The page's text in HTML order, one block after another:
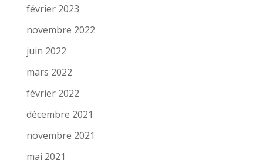
février 2023
novembre 2022
juin 2022
mars 2022
février 2022
décembre 2021
novembre 2021
mai 2021